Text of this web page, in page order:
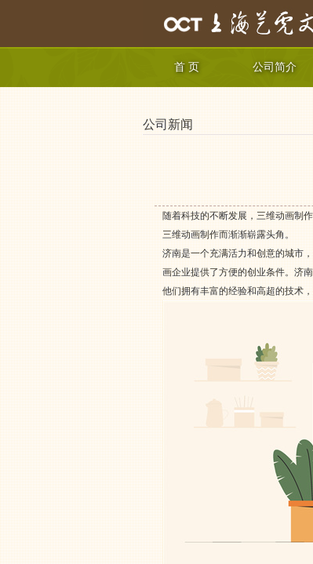
首 页 公司简介
公司新闻
随着科技的不断发展，三维动画制
三维动画制作而渐渐崭露头角。
济南是一个充满活力和创意的城市
画企业提供了方便的创业条件。济
他们拥有丰富的经验和高超的技术